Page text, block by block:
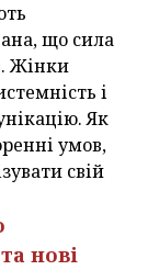
що сила
Жінки
і
Як
умов,
свій
нові